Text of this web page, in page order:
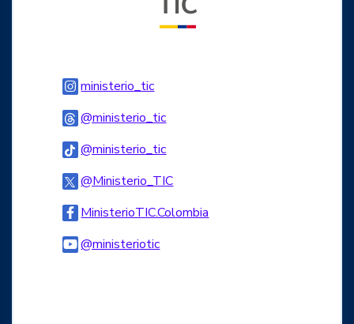
ministerio_ticLogo Instagram
@ministerio_ticLogo Threads
@ministerio_ticLogo Tiktok
@Ministerio_TICLogo Twitter
MinisterioTIC.Colombia
@ministerioticLogo Youtube